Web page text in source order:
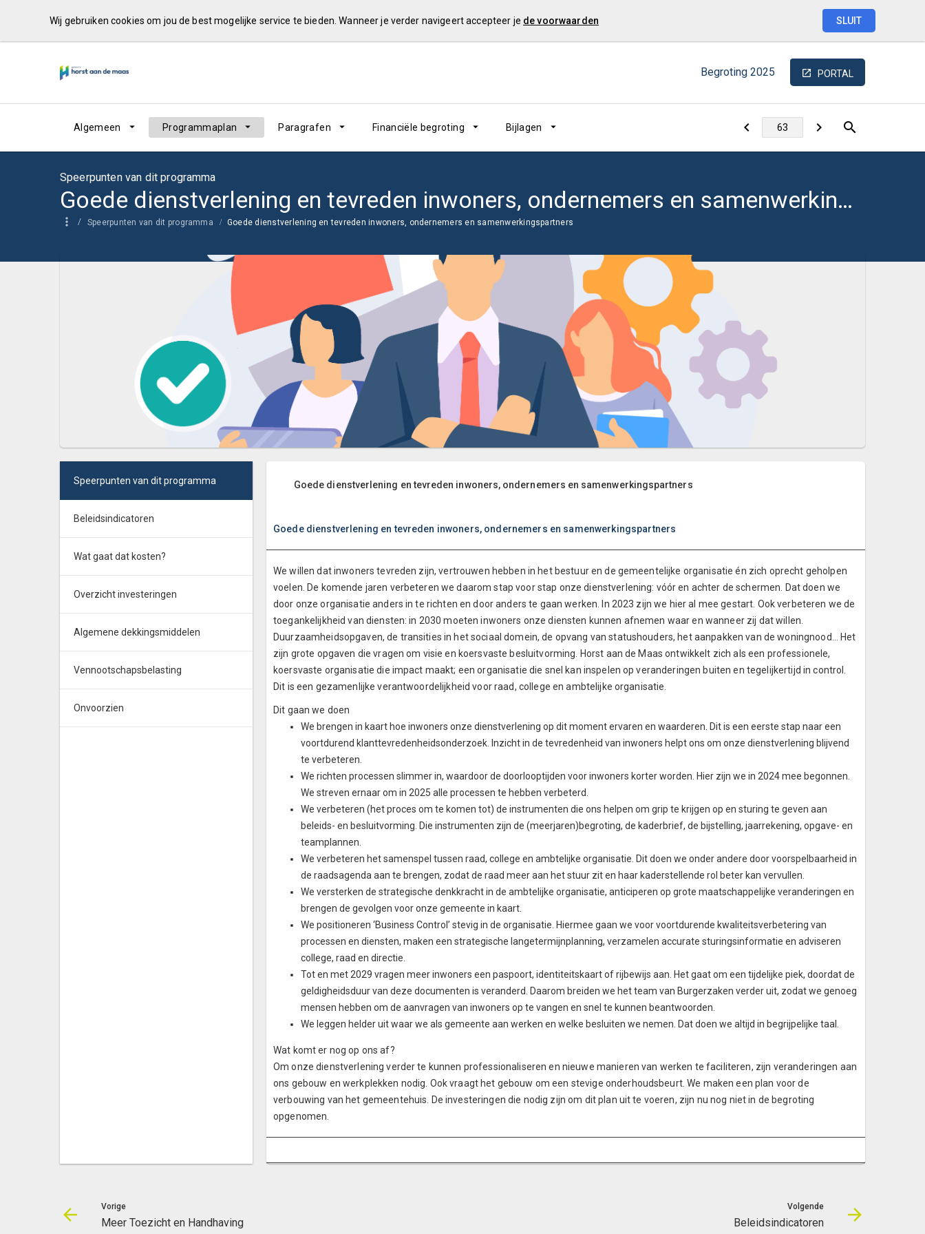
Wij gebruiken cookies om jou de best mogelijke service te bieden. Wanneer je verder navigeert accepteer je de voorwaarden SLUIT
Begroting 2025 PORTAL
Algemeen Programmaplan Paragrafen Financiële begroting Bijlagen
Speerpunten van dit programma
Goede dienstverlening en tevreden inwoners, ondernemers en samenwerkingspartners
Speerpunten van dit programma Goede dienstverlening en tevreden inwoners, ondernemers en samenwerkingspartners
Speerpunten van dit programma
Beleidsindicatoren
Wat gaat dat kosten?
Overzicht investeringen
Algemene dekkingsmiddelen
Vennootschapsbelasting
Onvoorzien
Goede dienstverlening en tevreden inwoners, ondernemers en samenwerkingspartners
Goede dienstverlening en tevreden inwoners, ondernemers en samenwerkingspartners
We willen dat inwoners tevreden zijn, vertrouwen hebben in het bestuur en de gemeentelijke organisatie én zich oprecht geholpen
voelen. De komende jaren verbeteren we daarom stap voor stap onze dienstverlening: vóór en achter de schermen. Dat doen we
door onze organisatie anders in te richten en door anders te gaan werken. In 2023 zijn we hier al mee gestart. Ook verbeteren we de
toegankelijkheid van diensten: in 2030 moeten inwoners onze diensten kunnen afnemen waar en wanneer zij dat willen.
Duurzaamheidsopgaven, de transities in het sociaal domein, de opvang van statushouders, het aanpakken van de woningnood… Het
zijn grote opgaven die vragen om visie en koersvaste besluitvorming. Horst aan de Maas ontwikkelt zich als een professionele,
koersvaste organisatie die impact maakt; een organisatie die snel kan inspelen op veranderingen buiten en tegelijkertijd in control.
Dit is een gezamenlijke verantwoordelijkheid voor raad, college en ambtelijke organisatie.
Dit gaan we doen
We brengen in kaart hoe inwoners onze dienstverlening op dit moment ervaren en waarderen. Dit is een eerste stap naar een
voortdurend klanttevredenheidsonderzoek. Inzicht in de tevredenheid van inwoners helpt ons om onze dienstverlening blijvend
te verbeteren.
We richten processen slimmer in, waardoor de doorlooptijden voor inwoners korter worden. Hier zijn we in 2024 mee begonnen.
We streven ernaar om in 2025 alle processen te hebben verbeterd.
We verbeteren (het proces om te komen tot) de instrumenten die ons helpen om grip te krijgen op en sturing te geven aan
beleids- en besluitvorming. Die instrumenten zijn de (meerjaren)begroting, de kaderbrief, de bijstelling, jaarrekening, opgave- en
teamplannen.
We verbeteren het samenspel tussen raad, college en ambtelijke organisatie. Dit doen we onder andere door voorspelbaarheid in
de raadsagenda aan te brengen, zodat de raad meer aan het stuur zit en haar kaderstellende rol beter kan vervullen.
We versterken de strategische denkkracht in de ambtelijke organisatie, anticiperen op grote maatschappelijke veranderingen en
brengen de gevolgen voor onze gemeente in kaart.
We positioneren ‘Business Control’ stevig in de organisatie. Hiermee gaan we voor voortdurende kwaliteitsverbetering van
processen en diensten, maken een strategische langetermijnplanning, verzamelen accurate sturingsinformatie en adviseren
college, raad en directie.
Tot en met 2029 vragen meer inwoners een paspoort, identiteitskaart of rijbewijs aan. Het gaat om een tijdelijke piek, doordat de
geldigheidsduur van deze documenten is veranderd. Daarom breiden we het team van Burgerzaken verder uit, zodat we genoeg
mensen hebben om de aanvragen van inwoners op te vangen en snel te kunnen beantwoorden.
We leggen helder uit waar we als gemeente aan werken en welke besluiten we nemen. Dat doen we altijd in begrijpelijke taal.
Wat komt er nog op ons af?
Om onze dienstverlening verder te kunnen professionaliseren en nieuwe manieren van werken te faciliteren, zijn veranderingen aan
ons gebouw en werkplekken nodig. Ook vraagt het gebouw om een stevige onderhoudsbeurt. We maken een plan voor de
verbouwing van het gemeentehuis. De investeringen die nodig zijn om dit plan uit te voeren, zijn nu nog niet in de begroting
opgenomen.
Vorige
Meer Toezicht en Handhaving
Volgende
Beleidsindicatoren